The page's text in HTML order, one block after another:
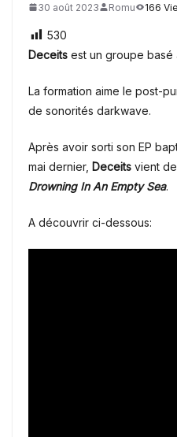
30 août 2023 Romu 166
530
Deceits est un groupe basé
La formation aime le post-
de sonorités darkwave.
Après avoir sorti son EP
mai dernier, Deceits vient
Drowning In An Empty Sea.
A découvrir ci-dessous: